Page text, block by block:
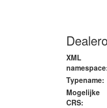
XML
Typename:
Mogelijke
CRS: